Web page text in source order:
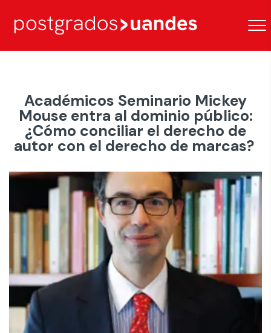
Académicos Seminario Mickey
Mouse entra al dominio público:
¿Cómo conciliar el derecho de
autor con el derecho de marcas?